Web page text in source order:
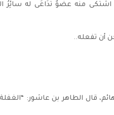
اشتكى منه عضوٌ تدَاعَى له سائِرُ
أن تفعله..
قال الطاهر بن عاشور: